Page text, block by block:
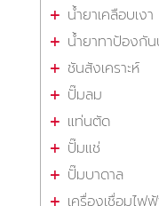
น้ำยาเคลือบเงา
น้ำยาทาป้องกัน
ชันสังเคราะห์
ปั๊มลม
แท่นตัด
ปั๊มแช่
ปั๊มบาดาล
เครื่องเชื่อมไฟ